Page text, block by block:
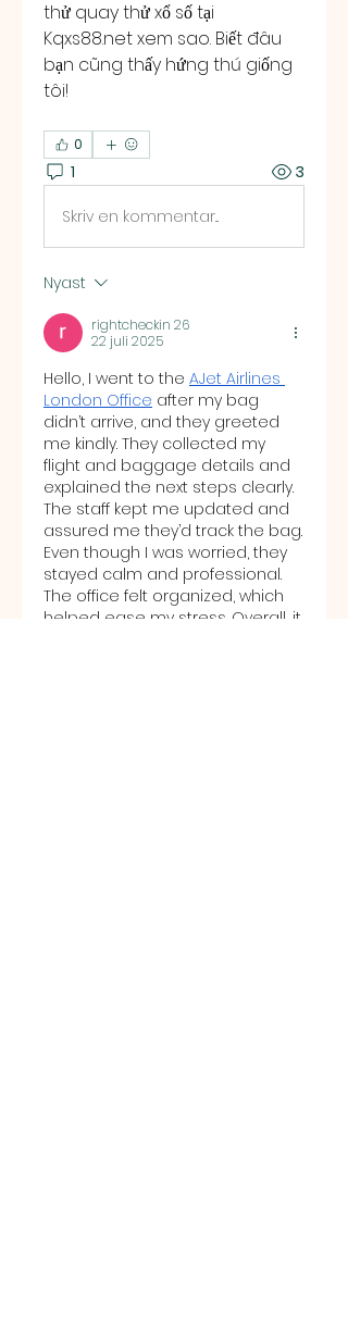
Kqxs88.net xem sao. Biết đâu
bạn cũng thấy hứng thú giống
tôi!
0
1 3
Skriv en kommentar...
Nyast
rightcheckin 26
22 juli 2025
Hello, I went to the AJet Airlines
London Office after my bag
didn’t arrive, and they greeted
me kindly. They collected my
flight and baggage details and
explained the next steps clearly.
The staff kept me updated and
assured me they’d track the bag.
Even though I was worried, they
stayed calm and professional.
The office felt organized, which
helped ease my stress. Overall, it